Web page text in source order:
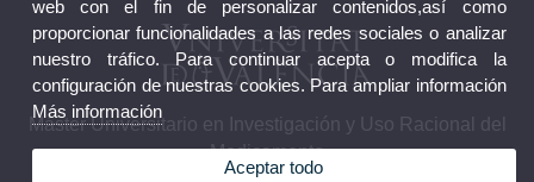
Máster Universitario en Investigación y Uso Racional del
Medicamento
web con el fin de personalizar contenidos,así como
proporcionar funcionalidades a las redes sociales o analizar
nuestro tráfico. Para continuar acepta o modifica la
configuración de nuestras cookies. Para ampliar información
Más información
Aceptar todo